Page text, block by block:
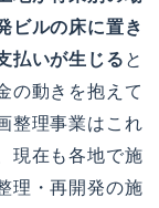
ビルの床に置き
払いが生じる と
の動きを抱えて
整理事業はこれ
現在も各地で施
理・再開発の施